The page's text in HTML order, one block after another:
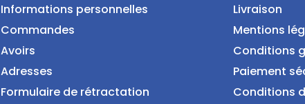
Informations personnelles
Commandes
Avoirs
Adresses
Formulaire de rétractation
Livraison
Mentions
Conditions
Paiement
Conditions